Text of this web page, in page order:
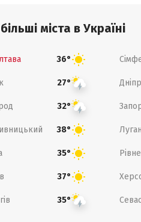
міста в Україні
36°
27°
32°
38°
35° Рівне
37°
35°